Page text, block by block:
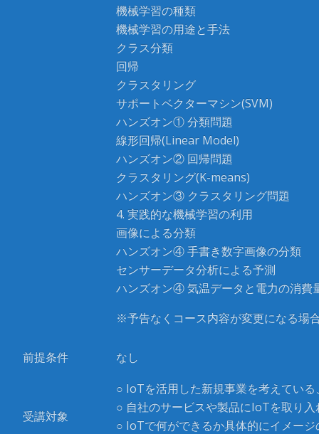
機械学習の種類
機械学習の用途と手法
クラス分類
回帰
クラスタリング
サポートベクターマシン(SVM)
ハンズオン① 分類問題
線形回帰(Linear Model)
ハンズオン② 回帰問題
クラスタリング(K-means)
ハンズオン③ クラスタリング問題
4. 実践的な機械学習の利用
画像による分類
ハンズオン④ 手書き数字画像の分類
センサーデータ分析による予測
ハンズオン④ 気温データと電力の消費
※予告なくコース内容が変更になる場
前提条件 なし
受講対象
○ IoTを活用した新規事業を考えてい
○ 自社のサービスや製品にIoTを取り入
○ IoTで何ができるか具体的にイメー